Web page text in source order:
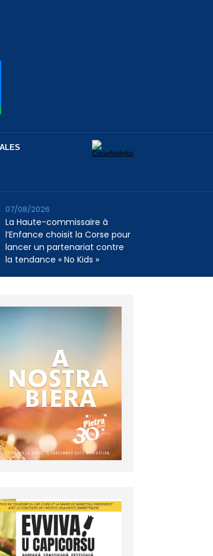
La Haute-commissaire à
l’Enfance choisit la Corse pour
lancer un partenariat contre
la tendance « No Kids »
07/08/2026